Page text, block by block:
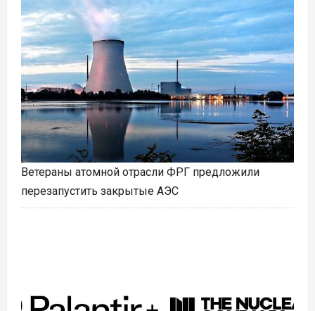
Ветераны атомной отрасли ФРГ предложили
перезапустить закрытые АЭС